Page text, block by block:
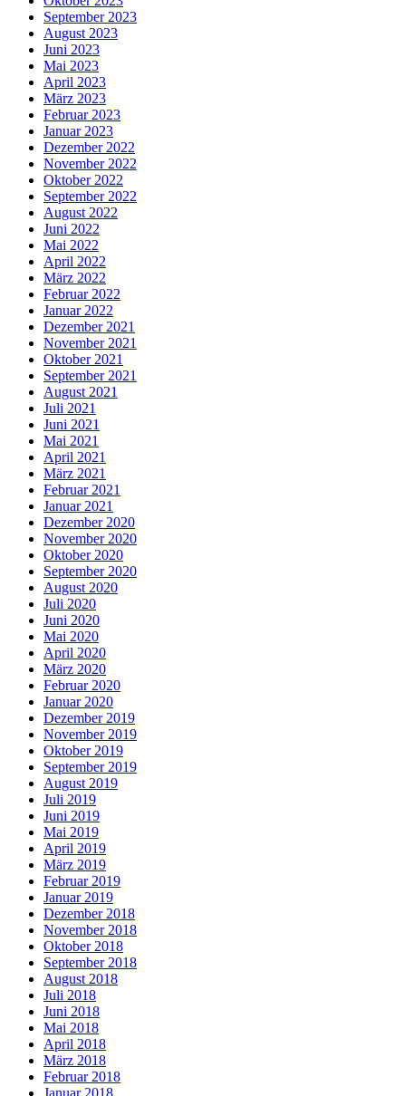
September 2023
August 2023
Juni 2023
Mai 2023
April 2023
März 2023
Februar 2023
Januar 2023
Dezember 2022
November 2022
Oktober 2022
September 2022
August 2022
Juni 2022
Mai 2022
April 2022
März 2022
Februar 2022
Januar 2022
Dezember 2021
November 2021
Oktober 2021
September 2021
August 2021
Juli 2021
Juni 2021
Mai 2021
April 2021
März 2021
Februar 2021
Januar 2021
Dezember 2020
November 2020
Oktober 2020
September 2020
August 2020
Juli 2020
Juni 2020
Mai 2020
April 2020
März 2020
Februar 2020
Januar 2020
Dezember 2019
November 2019
Oktober 2019
September 2019
August 2019
Juli 2019
Juni 2019
Mai 2019
April 2019
März 2019
Februar 2019
Januar 2019
Dezember 2018
November 2018
Oktober 2018
September 2018
August 2018
Juli 2018
Juni 2018
Mai 2018
April 2018
März 2018
Februar 2018
Januar 2018